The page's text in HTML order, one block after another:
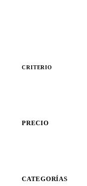
CRITERIO
PRECIO
CATEGORÍAS